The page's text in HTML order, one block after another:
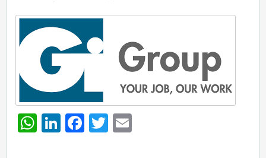
WhatsApp
LinkedIn
Facebook
Twitter